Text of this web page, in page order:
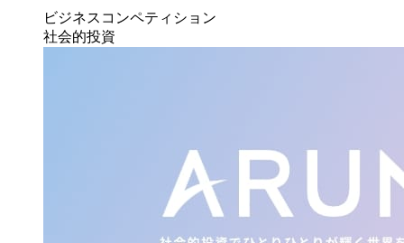
ビジネスコンペティション
社会的投資